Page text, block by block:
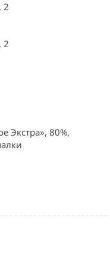
2
2
Экстра», 80%,